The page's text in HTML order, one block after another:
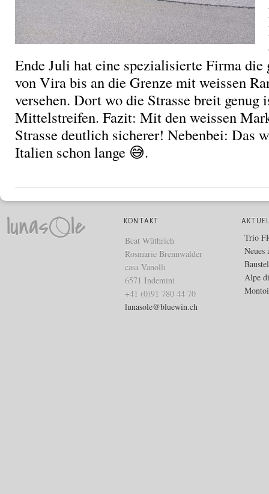
Ende Juli hat eine spezialisierte Firma die
von Vira bis an die Grenze mit weissen
versehen. Dort wo die Strasse breit genug
Mittelstreifen. Fazit: Mit den weissen
Strasse deutlich sicherer! Nebenbei: Das
Italien schon lange 😅.
KONTAKT
Beat Wüthrich
Rosmarie Brennwalder
casa Vanolli
6571 Indemini
+41 (0)91 780 44 70
lunasole@bluewin.ch
Trio
Neues
Alpe